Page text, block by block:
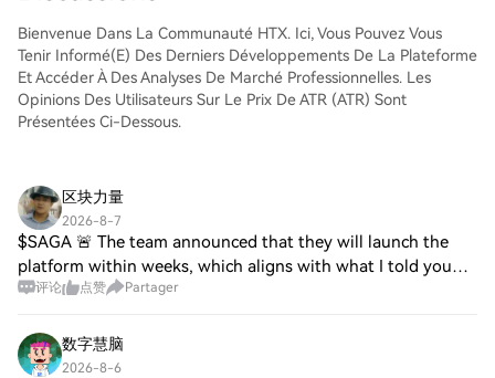
Bienvenue Dans La Communauté HTX. Ici, Vous Pouvez Vous
Tenir Informé(e) Des Derniers Développements De La Plateforme
Et Accéder À Des Analyses De Marché Professionnelles. Les
Opinions Des Utilisateurs Sur Le Prix De ATR (ATR) Sont
Présentées Ci-Dessous.
区块力量
2026-8-7
$SAGA 🚨 The team announced that they will launch the
platform within weeks, which aligns with what I told you
yesterday. Market makers will use this period to liquidate all
评论 点赞 Partager
数字慧脑
2026-8-6